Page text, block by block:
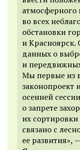
во всех
обстановки
и Красноярск.
данных о
и
Мы первые из
законопроект
осенней
о запрете
их
связано с
ее развития»,